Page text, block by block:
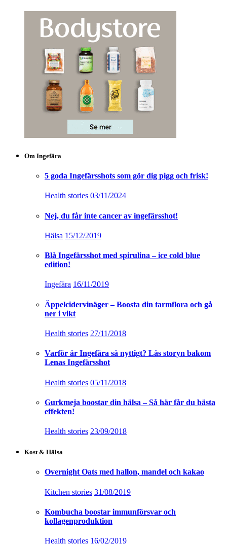
Om Ingefära
5 goda Ingefärsshots som gör dig pigg och frisk!
Health stories 03/11/2024
Nej, du får inte cancer av ingefärsshot!
Hälsa 15/12/2019
Blå Ingefärsshot med spirulina – ice cold blue
edition!
Ingefära 16/11/2019
Äppelcidervinäger – Boosta din tarmflora och gå
ner i vikt
Health stories 27/11/2018
Varför är Ingefära så nyttigt? Läs storyn bakom
Lenas Ingefärsshot
Health stories 05/11/2018
Gurkmeja boostar din hälsa – Så här får du bästa
effekten!
Health stories 23/09/2018
Kost & Hälsa
Overnight Oats med hallon, mandel och kakao
Kitchen stories 31/08/2019
Kombucha boostar immunförsvar och
kollagenproduktion
Health stories 16/02/2019